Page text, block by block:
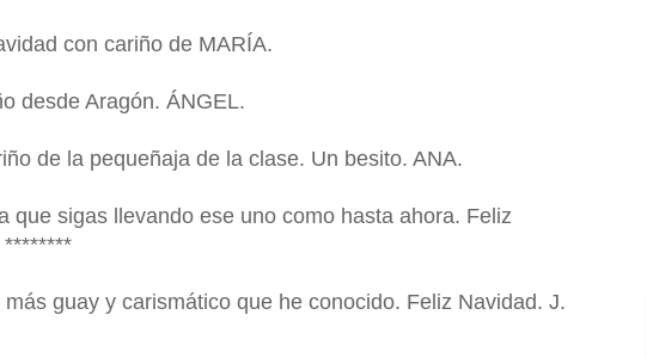
con cariño de MARÍA.
desde Aragón. ÁNGEL.
de la pequeñaja de la clase. Un besito. ANA.
que sigas llevando ese uno como hasta ahora. Feliz
********
más guay y carismático que he conocido. Feliz Navidad. J.